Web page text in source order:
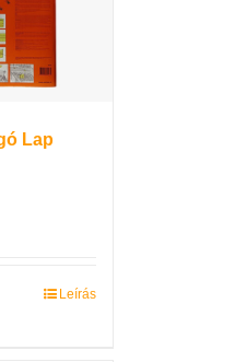
Lap
Leírás